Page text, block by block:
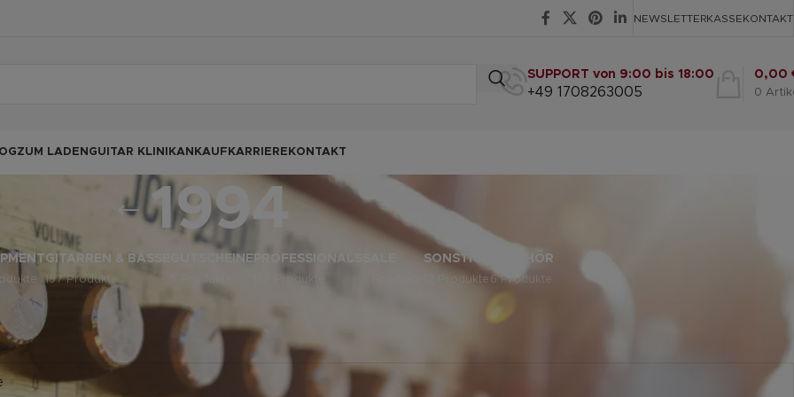
NEWSLETTERKASSEKONTAKT
SUPPORT von 9:00 bis 18:00
+49 1708263005 0
0,00
ZUM LADEN GUITAR KLINIKANKAUF KARRIERE KONTAKT
1994
GITARREN & BÄSSE
197 Produkte
GUTSCHEINE PROFESSIONALS
132 Produkte
SONSTIGE
12 Produkte
ZUBEHÖR
6 Produkte
verschlagwortet mit „1994“
Produkte gefunden, die deiner Auswahl entsprechen.